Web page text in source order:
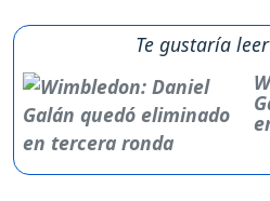
Te gustaría